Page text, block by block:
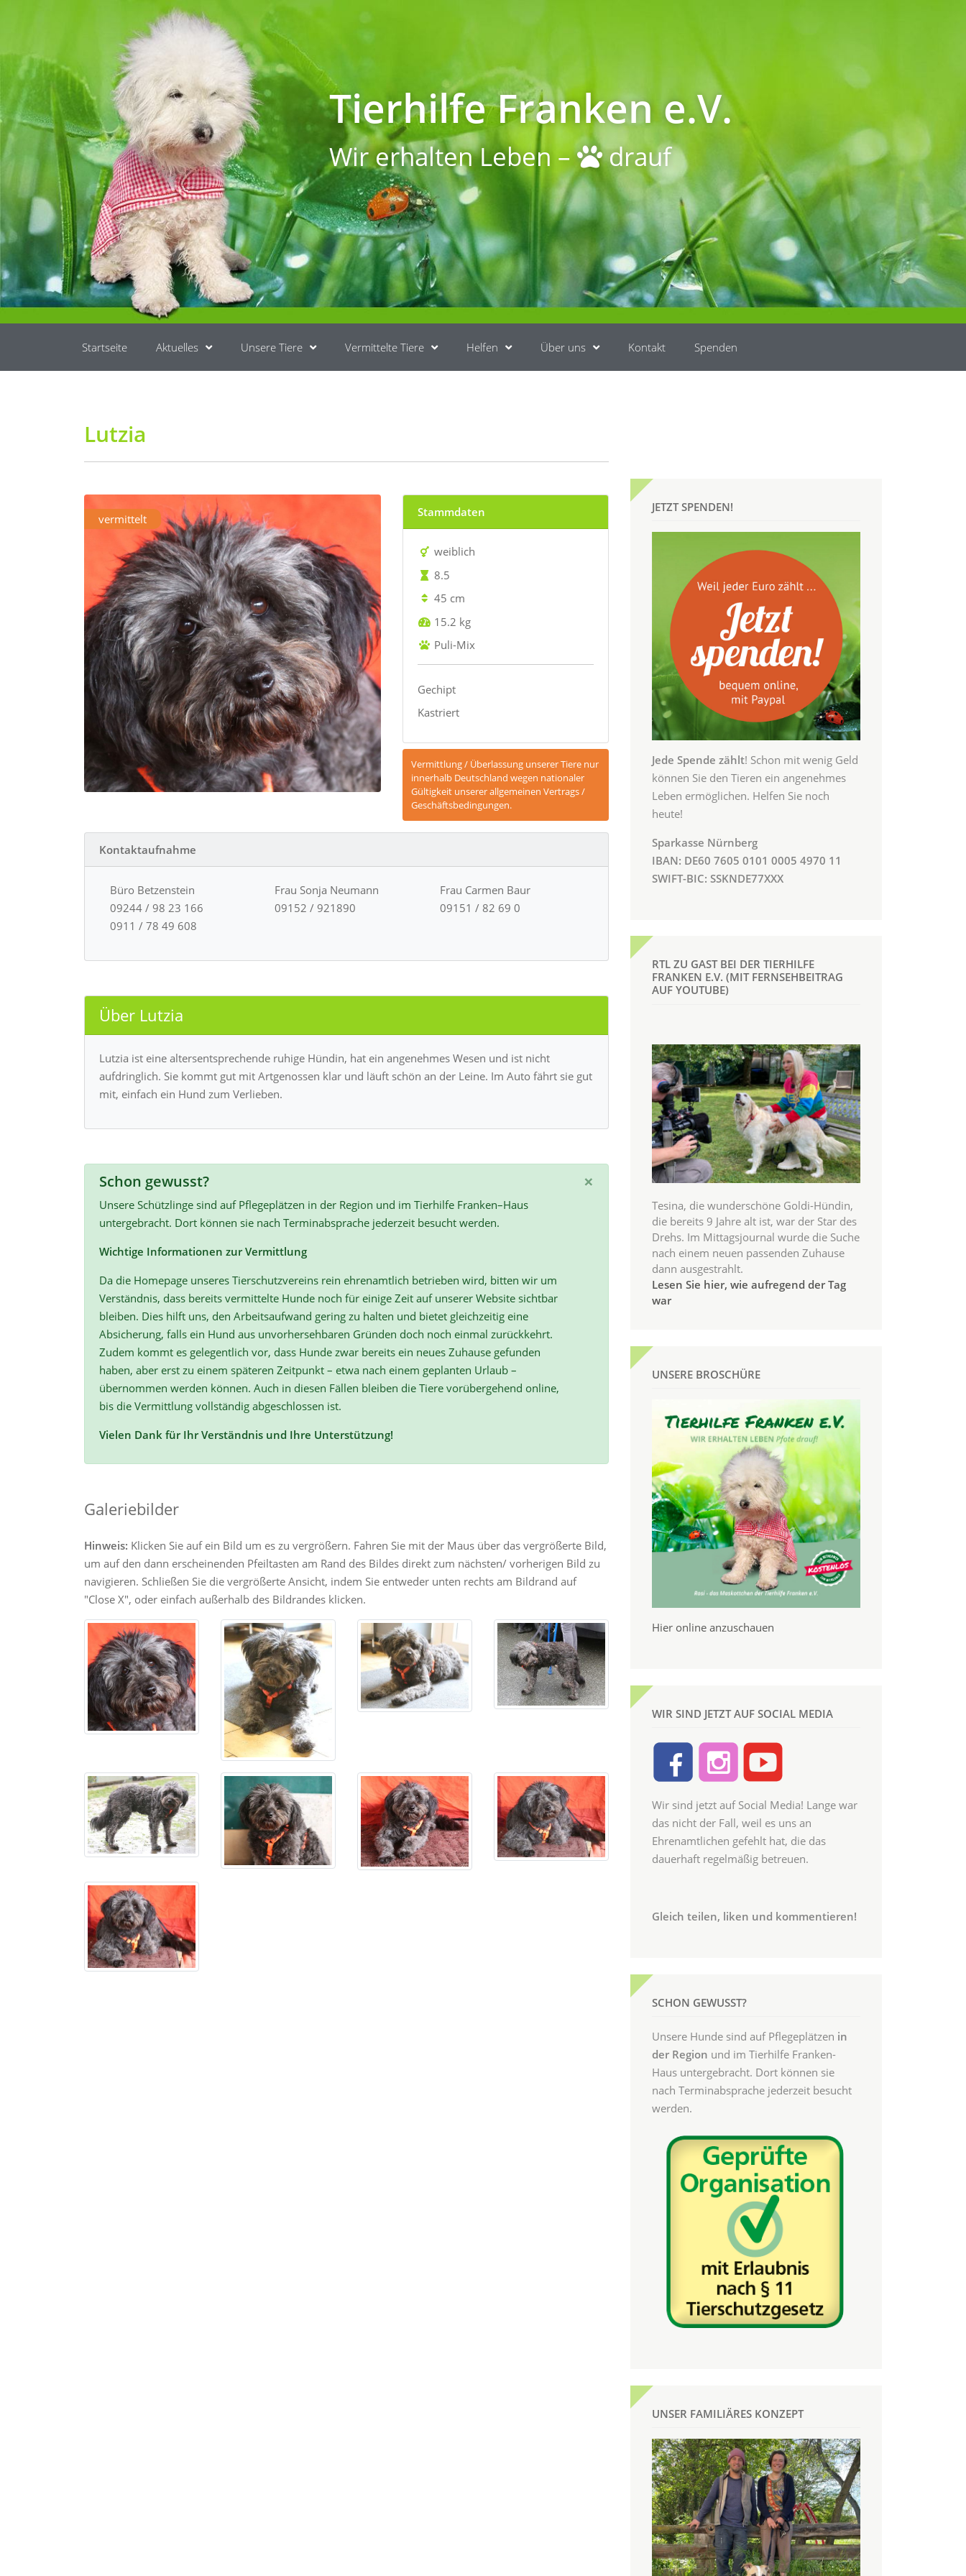
Tierhilfe Franken e.V.
Wir erhalten Leben – drauf
Startseite Aktuelles Unsere Tiere Vermittelte Tiere Helfen Über uns Kontakt Spenden
Lutzia
vermittelt Stammdaten
weiblich
8.5
45 cm
15.2 kg
Puli-Mix
Gechipt
Kastriert
Vermittlung / Überlassung unserer Tiere nur
innerhalb Deutschland wegen nationaler
Gültigkeit unserer allgemeinen Vertrags /
Geschäftsbedingungen.
Kontaktaufnahme
Büro Betzenstein
09244 / 98 23 166
0911 / 78 49 608
Frau Sonja Neumann
09152 / 921890
Frau Carmen Baur
09151 / 82 69 0
Über Lutzia
Lutzia ist eine altersentsprechende ruhige Hündin, hat ein angenehmes Wesen und ist nicht
aufdringlich. Sie kommt gut mit Artgenossen klar und läuft schön an der Leine. Im Auto fährt sie gut
mit, einfach ein Hund zum Verlieben.
×
Schon gewusst?
Unsere Schützlinge sind auf Pflegeplätzen in der Region und im Tierhilfe Franken–Haus
untergebracht. Dort können sie nach Terminabsprache jederzeit besucht werden.
Wichtige Informationen zur Vermittlung
Da die Homepage unseres Tierschutzvereins rein ehrenamtlich betrieben wird, bitten wir um
Verständnis, dass bereits vermittelte Hunde noch für einige Zeit auf unserer Website sichtbar
bleiben. Dies hilft uns, den Arbeitsaufwand gering zu halten und bietet gleichzeitig eine
Absicherung, falls ein Hund aus unvorhersehbaren Gründen doch noch einmal zurückkehrt.
Zudem kommt es gelegentlich vor, dass Hunde zwar bereits ein neues Zuhause gefunden
haben, aber erst zu einem späteren Zeitpunkt – etwa nach einem geplanten Urlaub –
übernommen werden können. Auch in diesen Fällen bleiben die Tiere vorübergehend online,
bis die Vermittlung vollständig abgeschlossen ist.
Vielen Dank für Ihr Verständnis und Ihre Unterstützung!
Galeriebilder
Hinweis: Klicken Sie auf ein Bild um es zu vergrößern. Fahren Sie mit der Maus über das vergrößerte Bild,
um auf den dann erscheinenden Pfeiltasten am Rand des Bildes direkt zum nächsten/ vorherigen Bild zu
navigieren. Schließen Sie die vergrößerte Ansicht, indem Sie entweder unten rechts am Bildrand auf
"Close X", oder einfach außerhalb des Bildrandes klicken.
JETZT SPENDEN!
Jede Spende zählt! Schon mit wenig Geld
können Sie den Tieren ein angenehmes
Leben ermöglichen. Helfen Sie noch
heute!
Sparkasse Nürnberg
IBAN: DE60 7605 0101 0005 4970 11
SWIFT-BIC: SSKNDE77XXX
RTL ZU GAST BEI DER TIERHILFE
FRANKEN E.V. (MIT FERNSEHBEITRAG
AUF YOUTUBE)
Tesina, die wunderschöne Goldi-Hündin,
die bereits 9 Jahre alt ist, war der Star des
Drehs. Im Mittagsjournal wurde die Suche
nach einem neuen passenden Zuhause
dann ausgestrahlt.
Lesen Sie hier, wie aufregend der Tag
war
UNSERE BROSCHÜRE
Hier online anzuschauen
WIR SIND JETZT AUF SOCIAL MEDIA
Wir sind jetzt auf Social Media! Lange war
das nicht der Fall, weil es uns an
Ehrenamtlichen gefehlt hat, die das
dauerhaft regelmäßig betreuen.
Gleich teilen, liken und kommentieren!
SCHON GEWUSST?
Unsere Hunde sind auf Pflegeplätzen in
der Region und im Tierhilfe Franken-
Haus untergebracht. Dort können sie
nach Terminabsprache jederzeit besucht
werden.
UNSER FAMILIÄRES KONZEPT